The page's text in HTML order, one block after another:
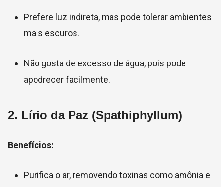
Prefere luz indireta, mas pode tolerar ambientes
mais escuros.
Não gosta de excesso de água, pois pode
apodrecer facilmente.
2. Lírio da Paz (Spathiphyllum)
Benefícios:
Purifica o ar, removendo toxinas como amônia e